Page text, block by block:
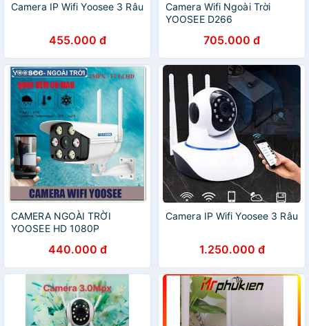
Camera IP Wifi Yoosee 3 Râu
455.000 đ
Camera Wifi Ngoài Trời
YOOSEE D266
705.000 đ
CAMERA NGOÀI TRỜI
YOOSEE HD 1080P
440.000 đ
Camera IP Wifi Yoosee 3 Râu
1.250.000 đ